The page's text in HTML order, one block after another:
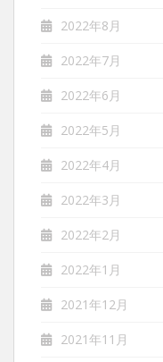
2022年8月
2022年7月
2022年6月
2022年5月
2022年4月
2022年3月
2022年2月
2022年1月
2021年12月
2021年11月